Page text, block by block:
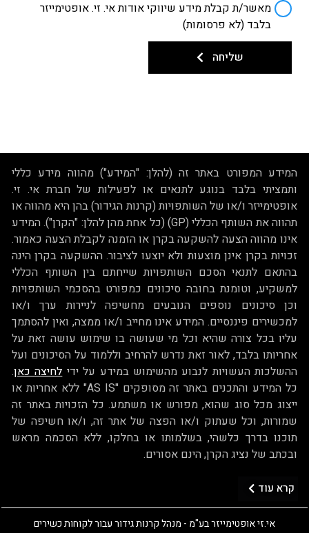
מאשר/ת קבלת מידע שיווקי אודות אי. זי. אופטימייזר
בלבד (לא פרסומות)
שליחה
המידע המפורט באתר זה (להלן: "המידע") מהווה מידע כללי
ותמציתי בלבד בנוגע לתנאים או לפעילות של חברת אי. זי.
אופטימייזר ו/או של השותפויות (קרנות הגידור) בהן היא מהווה או
תהווה את השותף הכללי (GP) (כל אחת מהן להלן: "הקרן"). המידע
אינו מהווה הצעה להשקעה בקרן או הזמנה לקבלת הצעה כאמור.
זכויות בקרן אינן מוצעות ולא יוצעו לציבור. ההשקעה בקרן הינה
בהתאם לתנאי הסכם השותפויות שייחתם בין השותף הכללי
למשקיע, וטומנת בחובה סיכונים כמפורט בהסכמי השותפויות
וכן סיכונים נוספים הנובעים מחשיפה לניירות ערך ו/או
למכשירים פיננסיים. המידע אינו מחייב ו/או ממצה, ואין להסתמך
עליו בכל צורה שהיא וכל מי שעושה בו שימוש עושה זאת על
אחריותו בלבד, לאור זאת נדרש להרחיב וללמוד על הסיכונים ועל
ההשלכות העשויות לנבוע מהשימוש במידע על ידי לחיצה כאן.
כל המידע והתכנים באתר זה מסופקים "AS IS" ללא אחריות או
ייצוג מכל סוג שהוא, מפורש או משתמע. כל הזכויות באתר זה
שמורות, וכל שעתוק ו/או הפצה של אתר זה, ו/או חשיפה של
תוכנו בדרך כלשהי, בשלמותו או בחלקו, ללא הסכמה מראש
ובכתב של נציג הקרן, הינם אסורים.
קרא עוד
אי.זי אופטימייזר בע"מ - מנהל קרנות גידור עבור לקוחות כשירים